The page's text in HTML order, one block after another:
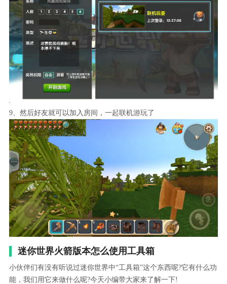
9、然后好友就可以加入房间，一起联机游玩了
迷你世界火箭版本怎么使用工具箱
小伙伴们有没有听说过迷你世界中“工具箱”这个东西呢?它有什么功
能，我们用它来做什么呢?今天小编带大家来了解一下!